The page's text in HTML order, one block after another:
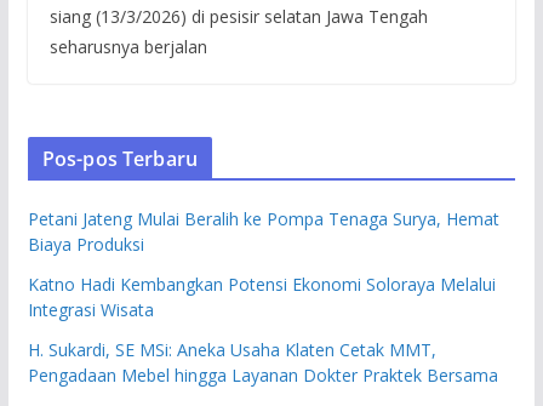
siang (13/3/2026) di pesisir selatan Jawa Tengah
seharusnya berjalan
Pos-pos Terbaru
Petani Jateng Mulai Beralih ke Pompa Tenaga Surya, Hemat
Biaya Produksi
Katno Hadi Kembangkan Potensi Ekonomi Soloraya Melalui
Integrasi Wisata
H. Sukardi, SE MSi: Aneka Usaha Klaten Cetak MMT,
Pengadaan Mebel hingga Layanan Dokter Praktek Bersama